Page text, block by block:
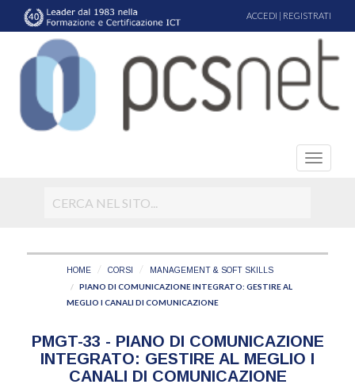
ACCEDI | REGISTRATI
HOME CORSI MANAGEMENT & SOFT SKILLS
PIANO DI COMUNICAZIONE INTEGRATO: GESTIRE AL
MEGLIO I CANALI DI COMUNICAZIONE
PMGT-33 - PIANO DI COMUNICAZIONE
INTEGRATO: GESTIRE AL MEGLIO I
CANALI DI COMUNICAZIONE